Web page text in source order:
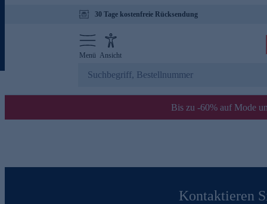
30 Tage kostenfreie Rücksendung
Menü Ansicht
Bis zu -60% auf Mode
Kontaktieren